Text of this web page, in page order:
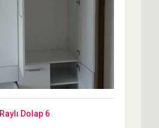
Raylı Dolap 6